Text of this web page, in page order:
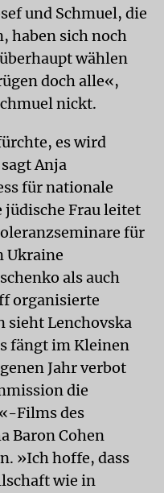
und Schmuel, die
haben sich noch
wählen
doch alle«,
nickt.
es wird
Anja
für nationale
Frau leitet
für
Ukraine
als auch
organisierte
sieht Lenchovska
fängt im Kleinen
Jahr verbot
die
Films des
Baron Cohen
»Ich hoffe, dass
wie in